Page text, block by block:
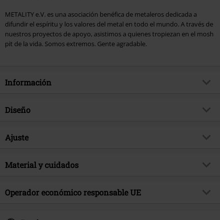
METALITY e.V. es una asociación benéfica de metaleros dedicada a
difundir el espíritu y los valores del metal en todo el mundo. A través de
nuestros proyectos de apoyo, asistimos a quienes tropiezan en el mosh
pit de la vida. Somos extremos. Gente agradable.
Información
Artículo no.
Brand
Fecha de lanzamiento
Diseño
Tipo de producto
Detalles
Estampado delantero, Espalda
Ajuste
Largo (de la ropa)
Material y cuidados
Material Externo
100% algodón
Operador económico responsable UE